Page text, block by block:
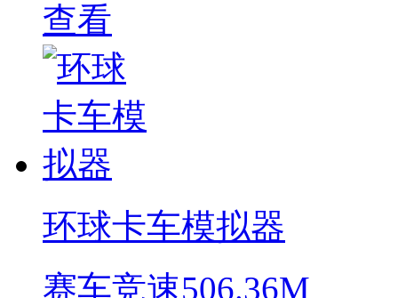
查看
环球卡车模拟器
赛车竞速506.36M